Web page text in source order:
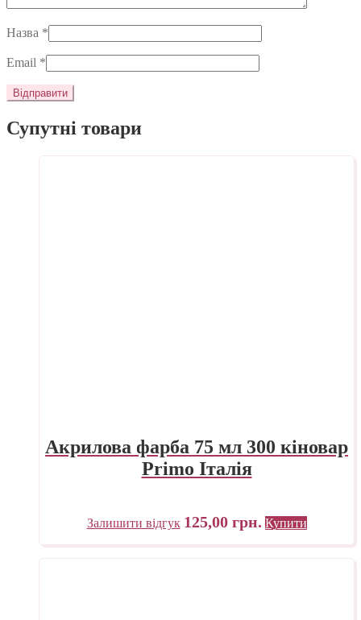
Назва *
Email *
Супутні товари
Акрилова фарба 75 мл 300 кіновар
Primo Італія
Залишити відгук 125,00 грн. Купити